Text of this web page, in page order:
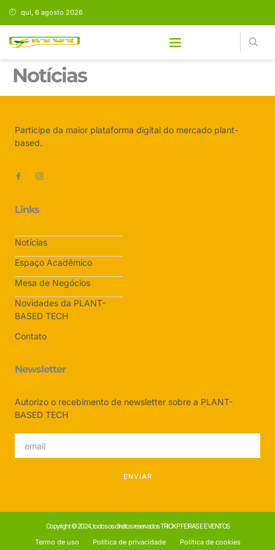
qui, 6 agosto 2026
Notícias
Participe da maior plataforma digital do mercado plant-
based.
Links
Notícias
Espaço Acadêmico
Mesa de Negócios
Novidades da PLANT-
BASED TECH
Contato
Newsletter
Autorizo o recebimento de newsletter sobre a PLANT-
BASED TECH
ENVIAR
Copyright © 2024, todos os direitos reservados TRIOXP FEIRAS E EVENTOS
Termo de uso
Política de privacidade Política de cookies